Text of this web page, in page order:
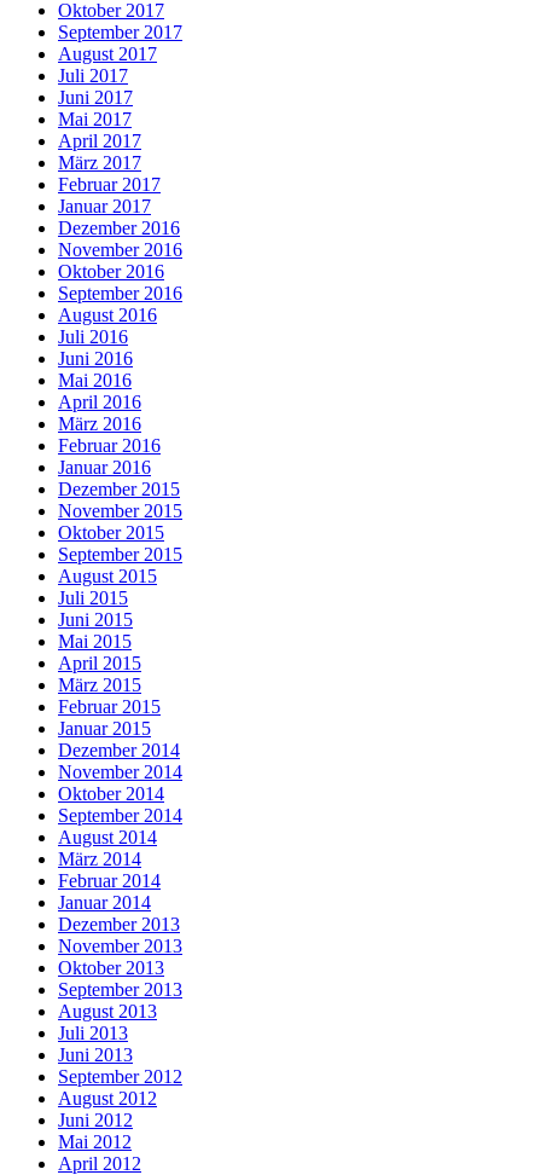
Oktober 2017
September 2017
August 2017
Juli 2017
Juni 2017
Mai 2017
April 2017
März 2017
Februar 2017
Januar 2017
Dezember 2016
November 2016
Oktober 2016
September 2016
August 2016
Juli 2016
Juni 2016
Mai 2016
April 2016
März 2016
Februar 2016
Januar 2016
Dezember 2015
November 2015
Oktober 2015
September 2015
August 2015
Juli 2015
Juni 2015
Mai 2015
April 2015
März 2015
Februar 2015
Januar 2015
Dezember 2014
November 2014
Oktober 2014
September 2014
August 2014
März 2014
Februar 2014
Januar 2014
Dezember 2013
November 2013
Oktober 2013
September 2013
August 2013
Juli 2013
Juni 2013
September 2012
August 2012
Juni 2012
Mai 2012
April 2012